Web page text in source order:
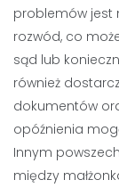
problemów jest
rozwód, co
sąd lub
również
dokumentów
opóźnienia
Innym
między